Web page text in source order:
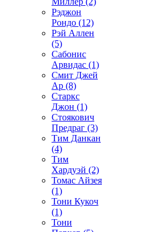
Рэджон
Рондо (12)
Рэй Аллен
(5)
Сабонис
Арвидас (1)
Смит Джей
Ар (8)
Старкс
Джон (1)
Стоякович
Предраг (3)
Тим Данкан
(4)
Тим
Хардуэй (2)
Томас Айзея
(1)
Тони Кукоч
(1)
Тони